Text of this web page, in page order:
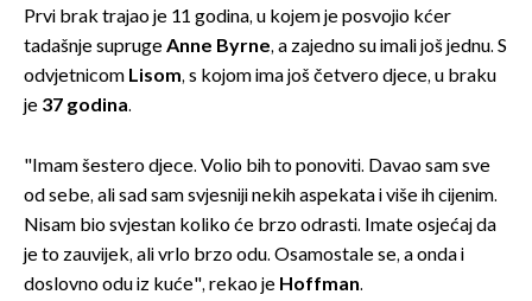
Prvi brak trajao je 11 godina, u kojem je posvojio kćer
tadašnje suprugeAnne Byrne, a zajedno su imali još jednu. S
odvjetnicom Lisom, s kojom ima još četvero djece, u braku
je 37 godina.
"Imam šestero djece. Volio bih to ponoviti. Davao sam sve
od sebe, ali sad sam svjesniji nekih aspekata i više ih cijenim.
Nisam bio svjestan koliko će brzo odrasti. Imate osjećaj da
je to zauvijek, ali vrlo brzo odu. Osamostale se, a onda i
doslovno odu iz kuće", rekao je Hoffman.